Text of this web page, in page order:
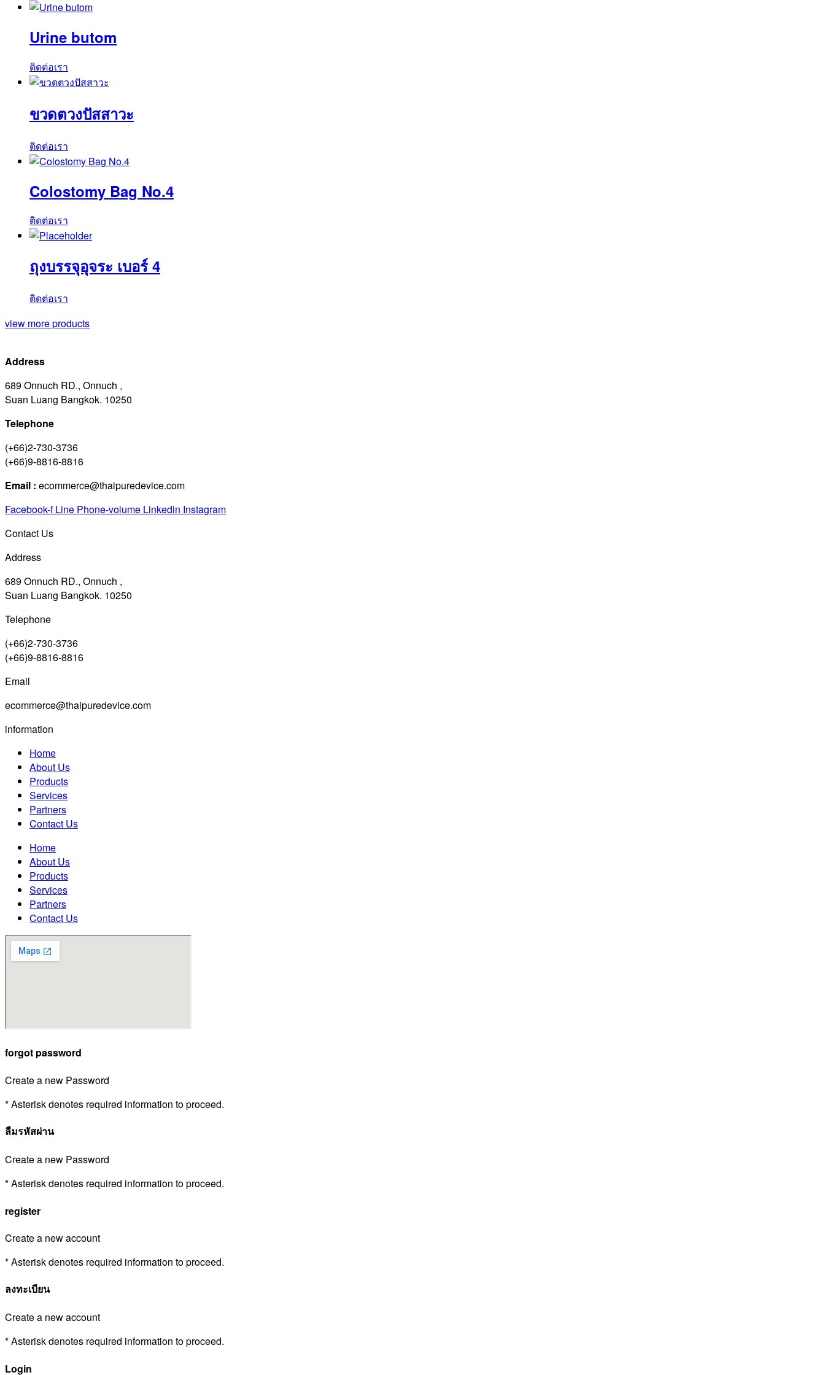
Urine butom
ติดต่อเรา
ขวดตวงปัสสาวะ
ติดต่อเรา
Colostomy Bag No.4
ติดต่อเรา
ถุงบรรจุอุจระ เบอร์ 4
ติดต่อเรา
view more products
Address
689 Onnuch RD., Onnuch ,
Suan Luang Bangkok. 10250
Telephone
(+66)2-730-3736
(+66)9-8816-8816
Email : ecommerce@thaipuredevice.com
Facebook-f Line Phone-volume Linkedin Instagram
Contact Us
Address
689 Onnuch RD., Onnuch ,
Suan Luang Bangkok. 10250
Telephone
(+66)2-730-3736
(+66)9-8816-8816
Email
ecommerce@thaipuredevice.com
information
Home
About Us
Products
Services
Partners
Contact Us
Home
About Us
Products
Services
Partners
Contact Us
forgot password
Create a new Password
* Asterisk denotes required information to proceed.
ลืมรหัสผ่าน
Create a new Password
* Asterisk denotes required information to proceed.
register
Create a new account
* Asterisk denotes required information to proceed.
ลงทะเบียน
Create a new account
* Asterisk denotes required information to proceed.
Login